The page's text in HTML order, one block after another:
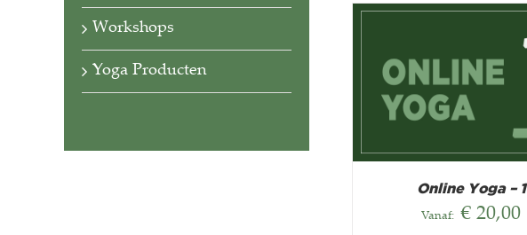
Online Yoga – 1
Vanaf: € 20,00
Workshops
Yoga Producten